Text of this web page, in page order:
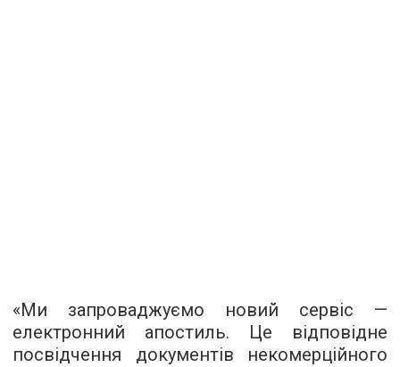
«Ми запроваджуємо новий сервіс —
електронний апостиль. Це відповідне
посвідчення документів некомерційного